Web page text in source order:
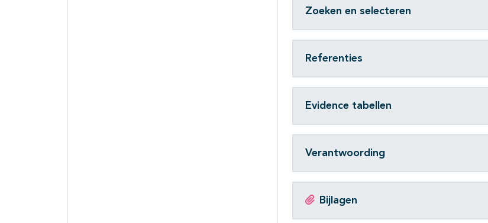
Zoeken en selecteren
Referenties
Evidence tabellen
Verantwoording
Bijlagen